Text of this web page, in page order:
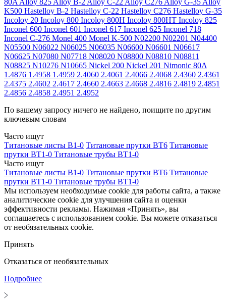
80A Alloy 825 Alloy B-2 Alloy C-22 Alloy C276 Alloy G-35 Alloy
K500 Hastelloy B-2 Hastelloy C-22 Hastelloy C276 Hastelloy G-35
Incoloy 20 Incoloy 800 Incoloy 800H Incoloy 800HT Incoloy 825
Inconel 600 Inconel 601 Inconel 617 Inconel 625 Inconel 718
Inconel C-276 Monel 400 Monel K-500 N02200 N02201 N04400
N05500 N06022 N06025 N06035 N06600 N06601 N06617
N06625 N07080 N07718 N08020 N08800 N08810 N08811
N08825 N10276 N10665 Nickel 200 Nickel 201 Nimonic 80A
1.4876 1.4958 1.4959 2.4060 2.4061 2.4066 2.4068 2.4360 2.4361
2.4375 2.4602 2.4617 2.4660 2.4663 2.4668 2.4816 2.4819 2.4851
2.4856 2.4858 2.4951 2.4952
По вашему запросу ничего не найдено, поищите по другим
ключевым словам
Часто ищут
Титановые листы В1-0 Титановые прутки ВТ6 Титановые
прутки ВТ1-0 Титановые трубы ВТ1-0
Часто ищут
Титановые листы В1-0 Титановые прутки ВТ6 Титановые
прутки ВТ1-0 Титановые трубы ВТ1-0
Мы используем необходимые cookie для работы сайта, а также
аналитические cookie для улучшения сайта и оценки
эффективности рекламы. Нажимая «Принять», вы
соглашаетесь с использованием cookie. Вы можете отказаться
от необязательных cookie.
Принять
Отказаться от необязательных
Подробнее